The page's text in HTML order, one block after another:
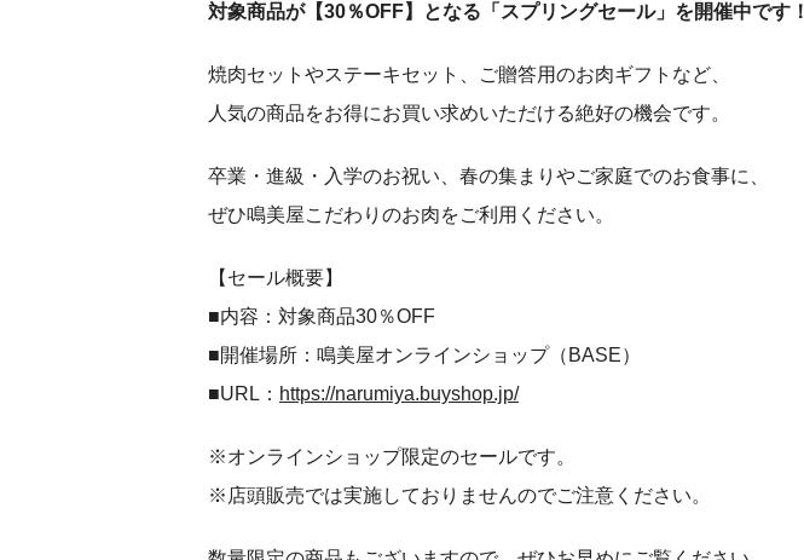
対象商品が【30％OFF】となる「スプリングセール」を開催中です！
焼肉セットやステーキセット、ご贈答用のお肉ギフトなど、
人気の商品をお得にお買い求めいただける絶好の機会です。
卒業・進級・入学のお祝い、春の集まりやご家庭でのお食事に、
ぜひ鳴美屋こだわりのお肉をご利用ください。
【セール概要】
■内容：対象商品30％OFF
■開催場所：鳴美屋オンラインショップ（BASE）
■URL： https://narumiya.buyshop.jp/
※オンラインショップ限定のセールです。
※店頭販売では実施しておりませんのでご注意ください。